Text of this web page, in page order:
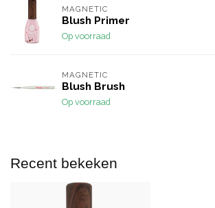
MAGNETIC
Blush Primer
Op voorraad
MAGNETIC
Blush Brush
Op voorraad
Recent bekeken